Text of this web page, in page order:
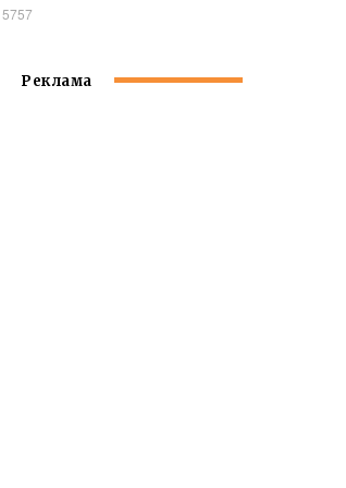
5757
Реклама